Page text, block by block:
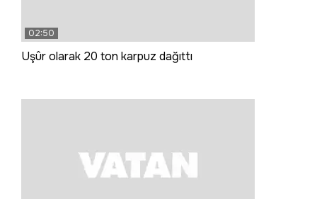
02:50
Uşûr olarak 20 ton karpuz dağıttı